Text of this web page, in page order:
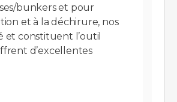
bunkers et pour
et à la déchirure, nos
et constituent l’outil
d’excellentes